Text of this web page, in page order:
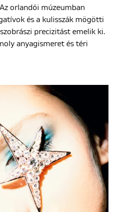
orlandói múzeumban
és a kulisszák mögötti
precizitást emelik ki.
anyagismeret és téri